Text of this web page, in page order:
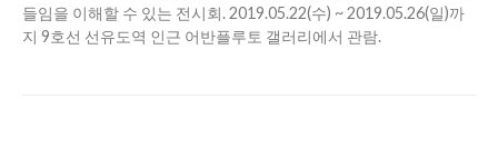
들임을 이해할 수 있는 전시회. 2019.05.22(수) ~ 2019.05.26(일)까
지 9호선 선유도역 인근 어반플루토 갤러리에서 관람.